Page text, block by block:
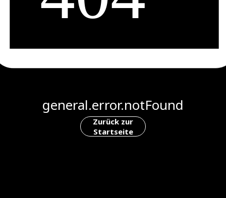
general.error.notFound
Zurück zur
Startseite